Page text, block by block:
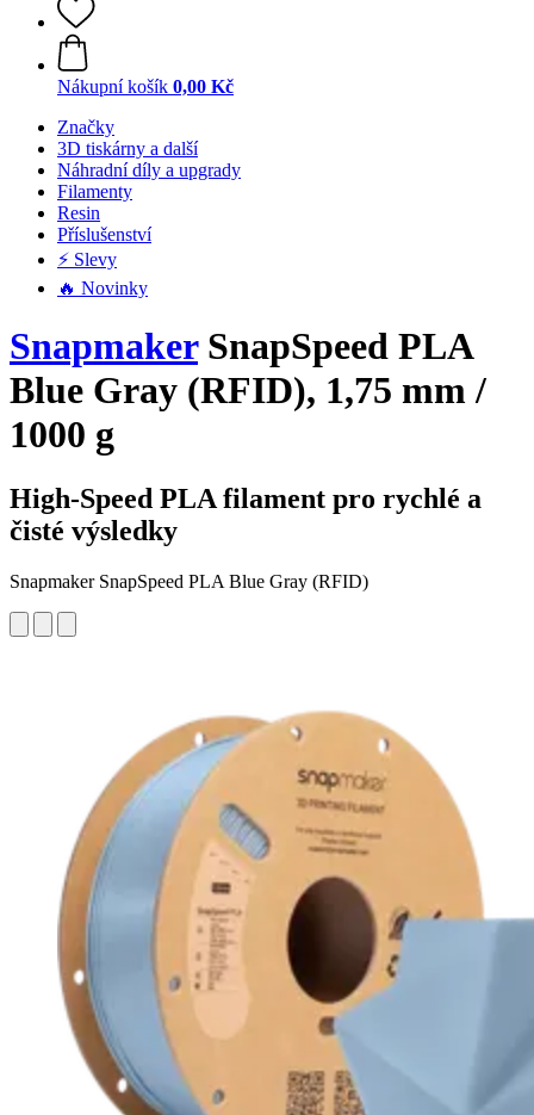
Nákupní košík 0,00 Kč
Značky
3D tiskárny a další
Náhradní díly a upgrady
Filamenty
Resin
Příslušenství
⚡ Slevy
🔥 Novinky
SnapmakerSnapSpeed PLA
Blue Gray (RFID), 1,75 mm /
1000 g
High-Speed PLA filament pro rychlé a
čisté výsledky
Snapmaker SnapSpeed PLA Blue Gray (RFID)